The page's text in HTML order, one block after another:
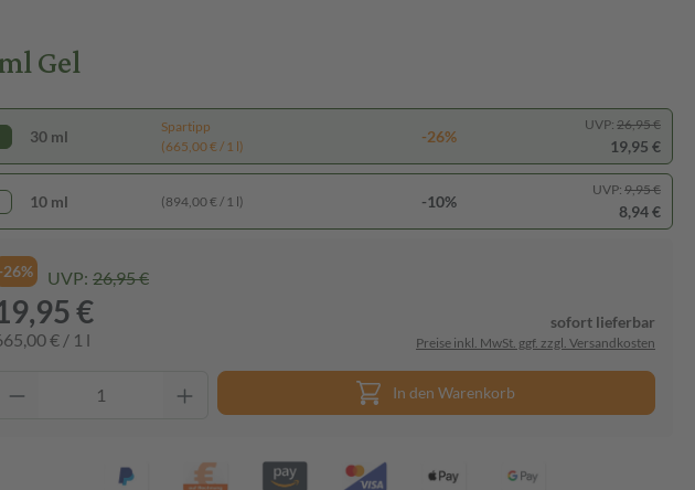
Gel
30 ml
Spartipp
(665,00 € / 1 l)
-26%
UVP: 26,95 €
19,95 €
10 ml (894,00 € / 1 l) -10%
UVP: 9,95 €
8,94 €
-26% UVP: 26,95 €
€
€ / 1 l
sofort lieferbar
Preise inkl. MwSt. ggf. zzgl. Versandkosten
In den Warenkorb